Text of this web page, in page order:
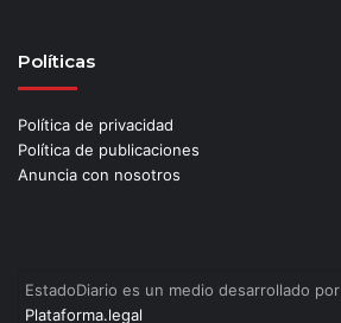
Políticas
Política de privacidad
Política de publicaciones
Anuncia con nosotros
EstadoDiario es un medio desarrollado por
Plataforma.legal